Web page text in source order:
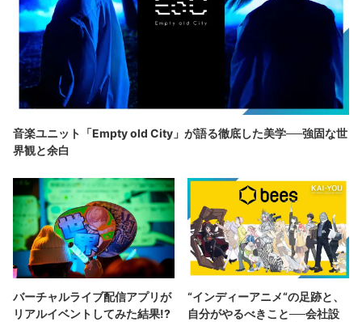
音楽ユニット「Empty old City」が語る徹底した美学──強固な世
界観と余白
バーチャルライブ配信アプリが
リアルイベントしてみた結果!?
“インディーアニメ“の足跡と、
自分がやるべきこと──会社設